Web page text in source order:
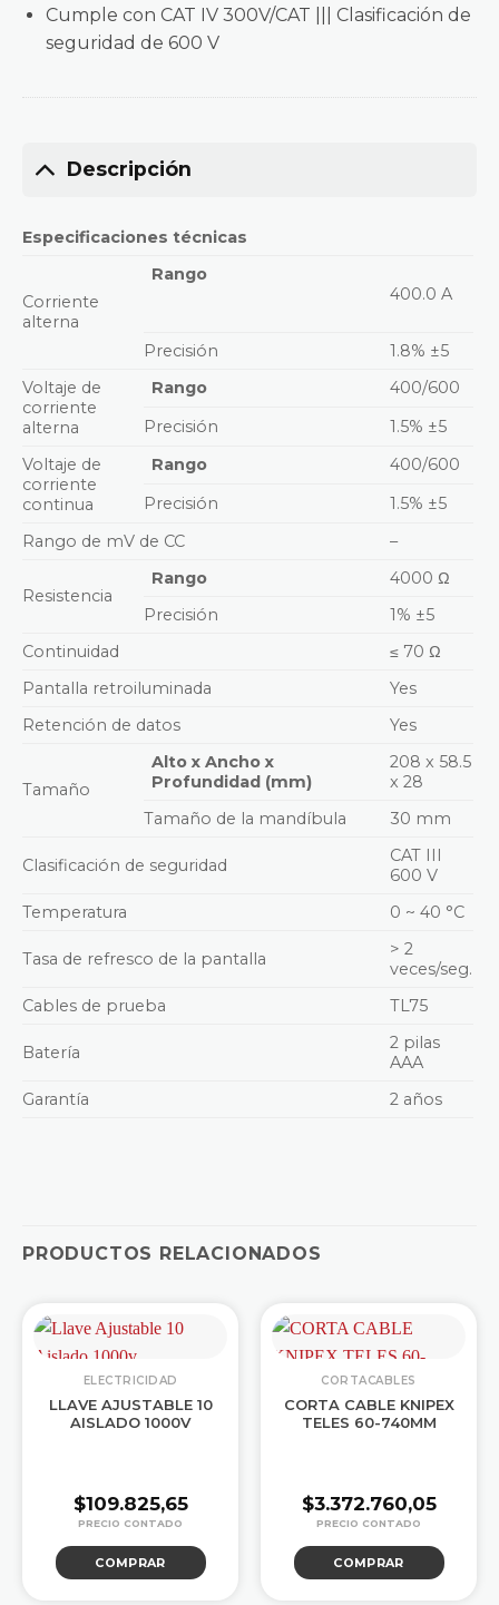
Cumple con CAT IV 300V/CAT ||| Clasificación de
seguridad de 600 V
Descripción
Especificaciones técnicas
Corriente
alterna
Rango
400.0 A
Precisión
1.8% ±5
Voltaje de
corriente
alterna
Rango
400/600
Precisión
1.5% ±5
Voltaje de
corriente
continua
Rango
400/600
Precisión
1.5% ±5
Rango de mV de CC
–
Resistencia
Rango
4000 Ω
Precisión
1% ±5
Continuidad
≤ 70 Ω
Pantalla retroiluminada
Yes
Retención de datos
Yes
Tamaño
Alto x Ancho x
Profundidad (mm)
208 x 58.5
x 28
Tamaño de la mandíbula
30 mm
Clasificación de seguridad
CAT III
600 V
Temperatura
0 ~ 40 °C
Tasa de refresco de la pantalla
> 2
veces/seg.
Cables de prueba
TL75
Batería
2 pilas
AAA
Garantía
2 años
PRODUCTOS RELACIONADOS
ELECTRICIDAD
LLAVE AJUSTABLE 10
AISLADO 1000V
$109.825,65
COMPRAR
CORTACABLES
CORTA CABLE KNIPEX
TELES 60-740MM
$3.372.760,05
COMPRAR